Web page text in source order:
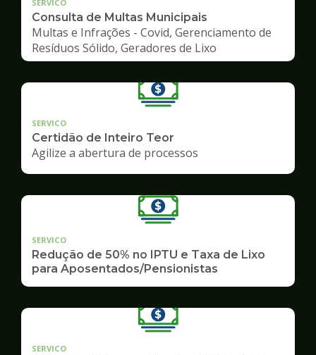
SERVICO
Consulta de Multas Municipais
Multas e Infrações - Covid, Gerenciamento de
Resíduos Sólido, Geradores de Lixo
SERVICO
Certidão de Inteiro Teor
Agilize a abertura de processos
SERVICO
Redução de 50% no IPTU e Taxa de Lixo
para Aposentados/Pensionistas
SERVICO